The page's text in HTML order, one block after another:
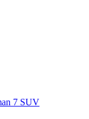
7 SUV